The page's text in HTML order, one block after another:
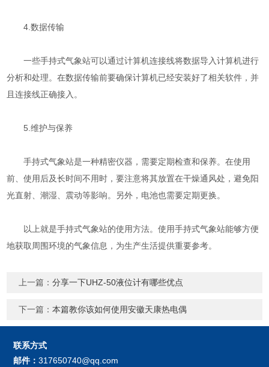
4.数据传输
一些手持式气象站可以通过计算机连接线将数据导入计算机进行
分析和处理。在数据传输前要确保计算机已经安装好了相关软件，并
且连接线正确接入。
5.维护与保养
手持式气象站是一种精密仪器，需要定期检查和保养。在使用
前、使用后及长时间不用时，要注意将其放置在干燥通风处，避免阳
光直射、潮湿、震动等影响。另外，电池也需要定期更换。
以上就是手持式气象站的使用方法。使用手持式气象站能够方便
地获取周围环境的气象信息，为生产生活提供重要参考。
上一篇：分享一下UHZ-50液位计有哪些优点
下一篇：本篇教你该如何使用安徽天康热电偶
联系方式
邮件：317650740@qq.com